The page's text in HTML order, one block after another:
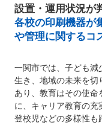
設置・運用状況が
各校の印刷機器が
や管理に関するコ
一関市では、子ども減
生き、地域の未来を切
あり、教育はその使命
に、キャリア教育の充
登校児などの多様性も